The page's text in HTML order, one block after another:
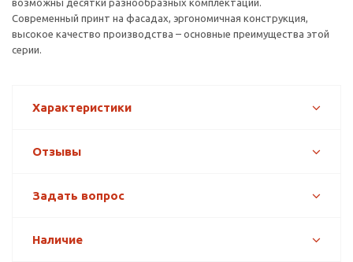
возможны десятки разнообразных комплектаций.
Современный принт на фасадах, эргономичная конструкция,
высокое качество производства – основные преимущества этой
серии.
Характеристики
Отзывы
Задать вопрос
Наличие